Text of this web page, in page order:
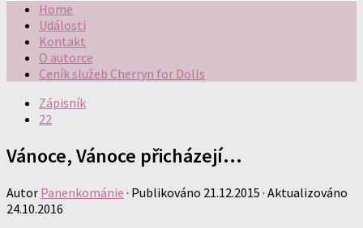
Home
Události
Kontakt
O autorce
Ceník služeb Cherryn for Dolls
Zápisník
22
Vánoce, Vánoce přicházejí…
Autor Panenkománie · Publikováno 21.12.2015 · Aktualizováno
24.10.2016